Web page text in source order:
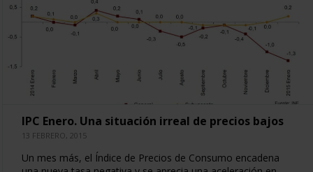
IPC Enero. Una situación irreal de precios bajos
13 FEBRERO, 2015
Un mes más, el Índice de Precios de Consumo encadena